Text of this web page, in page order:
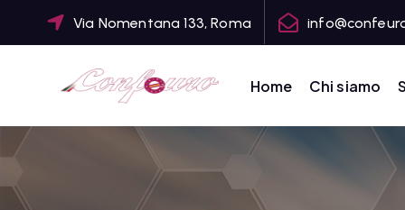
c
Via Nomentana 133, Roma
Home Chi siamo